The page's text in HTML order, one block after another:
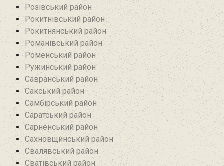
Розівський район‎
Рокитнівський район
Рокитнянський район
Романівський район‎
Роменський район
Ружинський район
Савранський район‎
Сакський район
Самбірський район
Саратський район‎
Сарненський район
Сахновщинський район
Свалявський район
Сватівський район